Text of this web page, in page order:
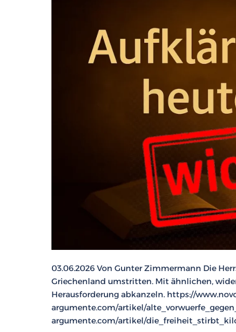
03.06.2026 Von Gunter Zimmermann Die
Griechenland umstritten. Mit ähnlichen,
Herausforderung abkanzeln. https://
argumente.com/artikel/
argumente.com/artikel/